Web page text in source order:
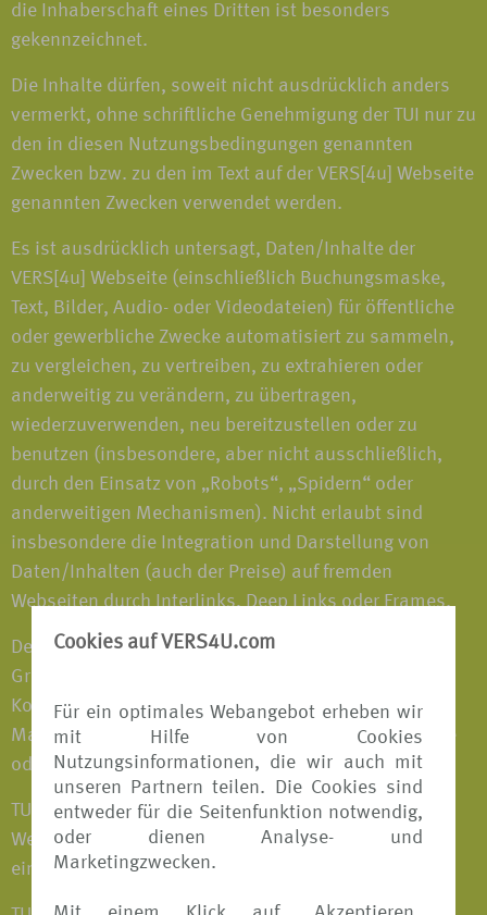
Cookies auf VERS4U.com
Für ein optimales Webangebot erheben wir
mit Hilfe von Cookies
Nutzungsinformationen, die wir auch mit
unseren Partnern teilen. Die Cookies sind
entweder für die Seitenfunktion notwendig,
oder dienen Analyse- und
Marketingzwecken.
die Inhaberschaft eines Dritten ist besonders
gekennzeichnet.
Die Inhalte dürfen, soweit nicht ausdrücklich anders
vermerkt, ohne schriftliche Genehmigung der TUI nur zu
den in diesen Nutzungsbedingungen genannten
Zwecken bzw. zu den im Text auf der VERS[4u] Webseite
genannten Zwecken verwendet werden.
Es ist ausdrücklich untersagt, Daten/Inhalte der
VERS[4u] Webseite (einschließlich Buchungsmaske,
Text, Bilder, Audio- oder Videodateien) für öffentliche
oder gewerbliche Zwecke automatisiert zu sammeln,
zu vergleichen, zu vertreiben, zu extrahieren oder
anderweitig zu verändern, zu übertragen,
wiederzuverwenden, neu bereitzustellen oder zu
benutzen (insbesondere, aber nicht ausschließlich,
durch den Einsatz von „Robots“, „Spidern“ oder
anderweitigen Mechanismen). Nicht erlaubt sind
insbesondere die Integration und Darstellung von
Daten/Inhalten (auch der Preise) auf fremden
Webseiten durch Interlinks, Deep Links oder Frames.
Der Name VERS4u.de sowie alle Marken, Logos und
Grafiken von TUI und anderer Unternehmen des TUI-
Konzerns auf der VERS[4u] Webseite sind registrierte
Marken der TUI AG. Der Nutzer erhält keinerlei Rechte
oder Lizenzen zur Nutzung der Marken von TUI.
TUI gewährleistet nicht, dass das auf der VERS[4u]
Webseite dargestellte Material nicht in Rechte Dritter
eingreift.